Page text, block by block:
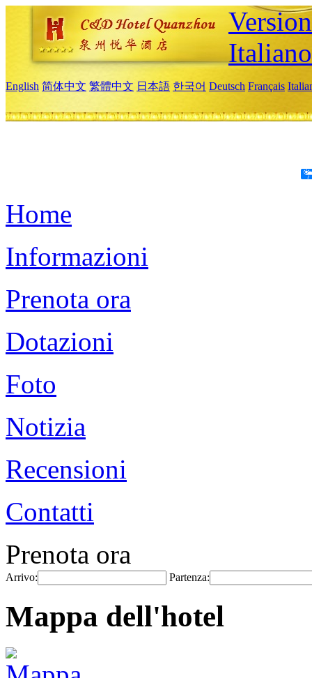
Italiano
English 简体中文 繁體中文 日本語 한국어 Deutsch Français
Home
Informazioni
Prenota ora
Dotazioni
Foto
Notizia
Recensioni
Contatti
Prenota ora
Arrivo: Partenza:
Mappa dell'hotel